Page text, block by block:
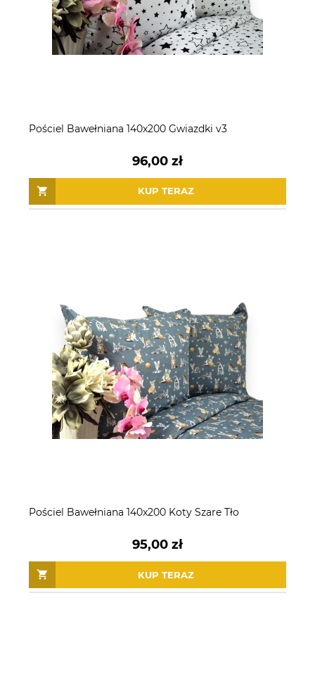
Pościel Bawełniana 140x200 Gwiazdki v3
96,00 zł
KUP TERAZ
Pościel Bawełniana 140x200 Koty Szare Tło
95,00 zł
KUP TERAZ